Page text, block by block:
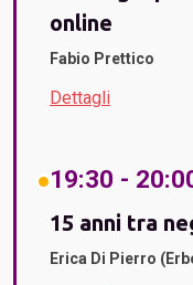
online
Fabio Prettico
Dettagli
19:30 -
15 anni tra
Erica Di Pierro